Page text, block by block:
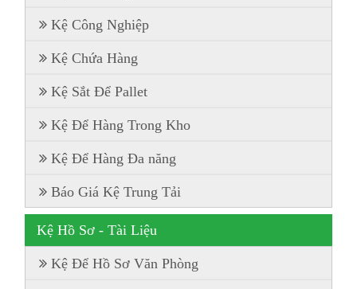
Kệ Công Nghiệp
Kệ Chứa Hàng
Kệ Sắt Để Pallet
Kệ Để Hàng Trong Kho
Kệ Để Hàng Đa năng
Báo Giá Kệ Trung Tải
Kệ Hồ Sơ - Tài Liệu
Kệ Để Hồ Sơ Văn Phòng